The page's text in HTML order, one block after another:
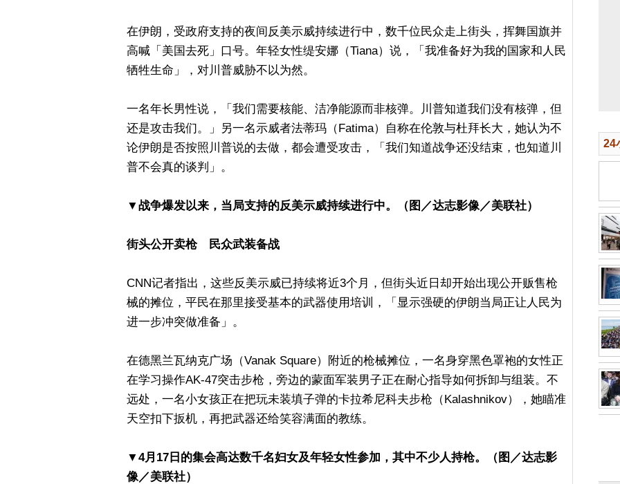
在伊朗，受政府支持的夜间反美示威持续进行中，数千位民众走上街头，挥舞国旗并
高喊「美国去死」口号。年轻女性缇安娜（Tiana）说，「我准备好为我的国家和人民
牺牲生命」，对川普威胁不以为然。
一名年长男性说，「我们需要核能、洁净能源而非核弹。川普知道我们没有核弹，但
还是攻击我们。」另一名示威者法蒂玛（Fatima）自称在伦敦与杜拜长大，她认为不
论伊朗是否按照川普说的去做，都会遭受攻击，「我们知道战争还没结束，也知道川
普不会真的谈判」。
▼战争爆发以来，当局支持的反美示威持续进行中。（图／达志影像／美联社）
街头公开卖枪 民众武装备战
CNN记者指出，这些反美示威已持续将近3个月，但街头近日却开始出现公开贩售枪
械的摊位，平民在那里接受基本的武器使用培训，「显示强硬的伊朗当局正让人民为
进一步冲突做准备」。
在德黑兰瓦纳克广场（Vanak Square）附近的枪械摊位，一名身穿黑色罩袍的女性正
在学习操作AK-47突击步枪，旁边的蒙面军装男子正在耐心指导如何拆卸与组装。不
远处，一名小女孩正在把玩未装填子弹的卡拉希尼科夫步枪（Kalashnikov），她瞄准
天空扣下扳机，再把武器还给笑容满面的教练。
▼4月17日的集会高达数千名妇女及年轻女性参加，其中不少人持枪。（图／达志影
像／美联社）
24